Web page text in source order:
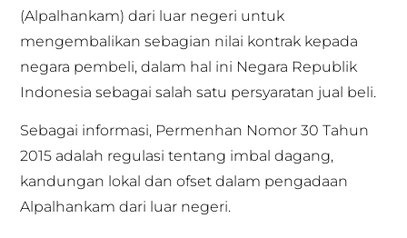
(Alpalhankam) dari luar negeri untuk
mengembalikan sebagian nilai kontrak kepada
negara pembeli, dalam hal ini Negara Republik
Indonesia sebagai salah satu persyaratan jual beli.
Sebagai informasi, Permenhan Nomor 30 Tahun
2015 adalah regulasi tentang imbal dagang,
kandungan lokal dan ofset dalam pengadaan
Alpalhankam dari luar negeri.